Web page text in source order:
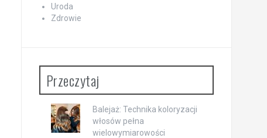
Uroda
Zdrowie
Przeczytaj
Balejaż: Technika koloryzacji
włosów pełna
wielowymiarowości